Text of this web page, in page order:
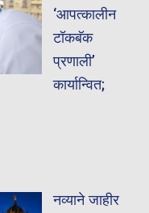
‘आपत्कालीन
टॉकबॅक
प्रणाली’
कार्यान्वित;
नव्याने जाहीर